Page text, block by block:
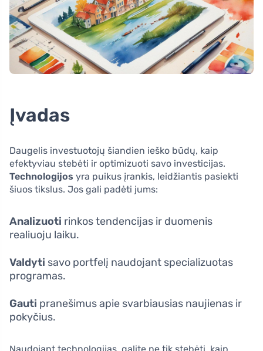
Įvadas
Daugelis investuotojų šiandien ieško būdų, kaip
efektyviau stebėti ir optimizuoti savo investicijas.
Technologijos yra puikus įrankis, leidžiantis pasiekti
šiuos tikslus. Jos gali padėti jums:
Analizuoti rinkos tendencijas ir duomenis
realiuoju laiku.
Valdyti savo portfelį naudojant specializuotas
programas.
Gauti pranešimus apie svarbiausias naujienas ir
pokyčius.